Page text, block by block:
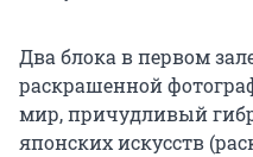
Два блока в первом
раскрашенной
мир, причудливый
японских искусств